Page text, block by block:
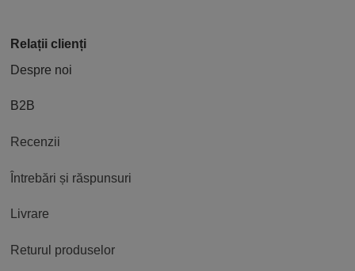
Relații clienți
Despre noi
B2B
Recenzii
Întrebări și răspunsuri
Livrare
Returul produselor